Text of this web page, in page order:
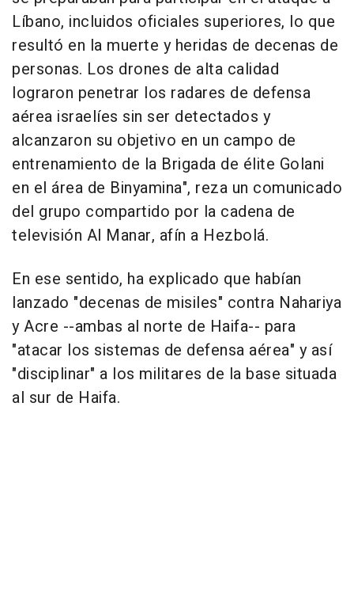
Líbano, incluidos oficiales superiores, lo que
resultó en la muerte y heridas de decenas de
personas. Los drones de alta calidad
lograron penetrar los radares de defensa
aérea israelíes sin ser detectados y
alcanzaron su objetivo en un campo de
entrenamiento de la Brigada de élite Golani
en el área de Binyamina", reza un comunicado
del grupo compartido por la cadena de
televisión Al Manar, afín a Hezbolá.
En ese sentido, ha explicado que habían
lanzado "decenas de misiles" contra Nahariya
y Acre --ambas al norte de Haifa-- para
"atacar los sistemas de defensa aérea" y así
"disciplinar" a los militares de la base situada
al sur de Haifa.